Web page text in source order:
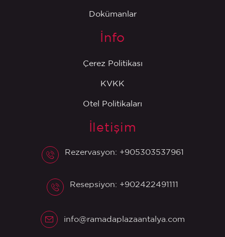
Dokümanlar
İnfo
Çerez Politikası
KVKK
Otel Politikaları
İletişim
Rezervasyon: +905303537961
Resepsiyon: +902422491111
info@ramadaplazaantalya.com